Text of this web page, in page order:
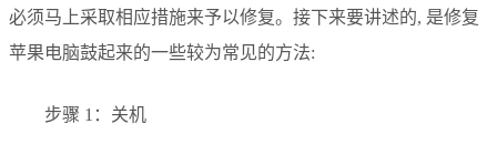
必须马上采取相应措施来予以修复。接下来要讲述的, 是修复
苹果电脑鼓起来的一些较为常见的方法:
步骤 1：关机